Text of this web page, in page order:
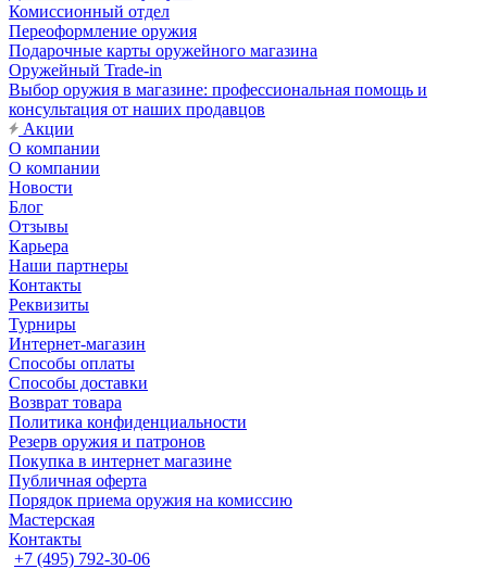
Комиссионный отдел
Переоформление оружия
Подарочные карты оружейного магазина
Оружейный Trade-in
Выбор оружия в магазине: профессиональная помощь и
консультация от наших продавцов
Акции
О компании
О компании
Новости
Блог
Отзывы
Карьера
Наши партнеры
Контакты
Реквизиты
Турниры
Интернет-магазин
Способы оплаты
Способы доставки
Возврат товара
Политика конфиденциальности
Резерв оружия и патронов
Покупка в интернет магазине
Публичная оферта
Порядок приема оружия на комиссию
Мастерская
Контакты
+7 (495) 792-30-06